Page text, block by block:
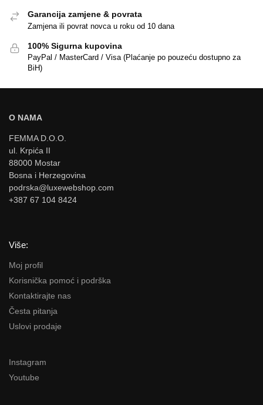
Garancija zamjene & povrata
Zamjena ili povrat novca u roku od 10 dana
100% Sigurna kupovina
PayPal / MasterCard / Visa (Plaćanje po pouzeću dostupno za
BiH)
O NAMA
FEMMA D.O.O.
ul. Krpića II
88000 Mostar
Bosna i Herzegovina
podrska@luxewebshop.com
+387 67 104 8424
Više:
Moj profil
Korisnička pomoć i podrška
Kontaktirajte nas
Česta pitanja
Uslovi prodaje
Instagram
Youtube